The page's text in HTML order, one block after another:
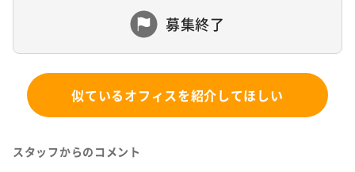
募集終了
似ているオフィスを紹介してほしい
スタッフからのコメント